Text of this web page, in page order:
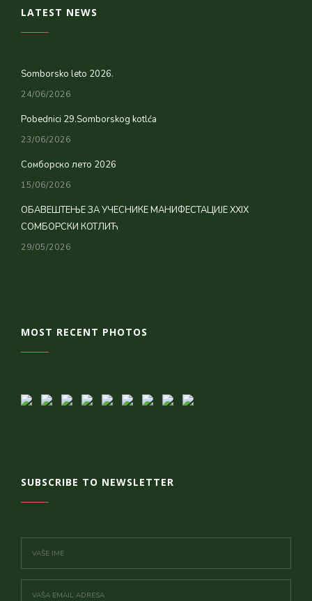
LATEST NEWS
Somborsko leto 2026.
24/06/2026
Pobednici 29.Somborskog kotlća
23/06/2026
Сомборско лето 2026
15/06/2026
ОБАВЕШТЕЊЕ ЗА УЧЕСНИКЕ МАНИФЕСТАЦИЈЕ XXIX
СОМБОРСКИ КОТЛИЋ
29/05/2026
MOST RECENT PHOTOS
SUBSCRIBE TO NEWSLETTER